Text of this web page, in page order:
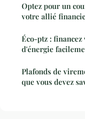
Optez pour un
votre allié
Éco-ptz :
d'énergie
Plafonds de
que vous devez